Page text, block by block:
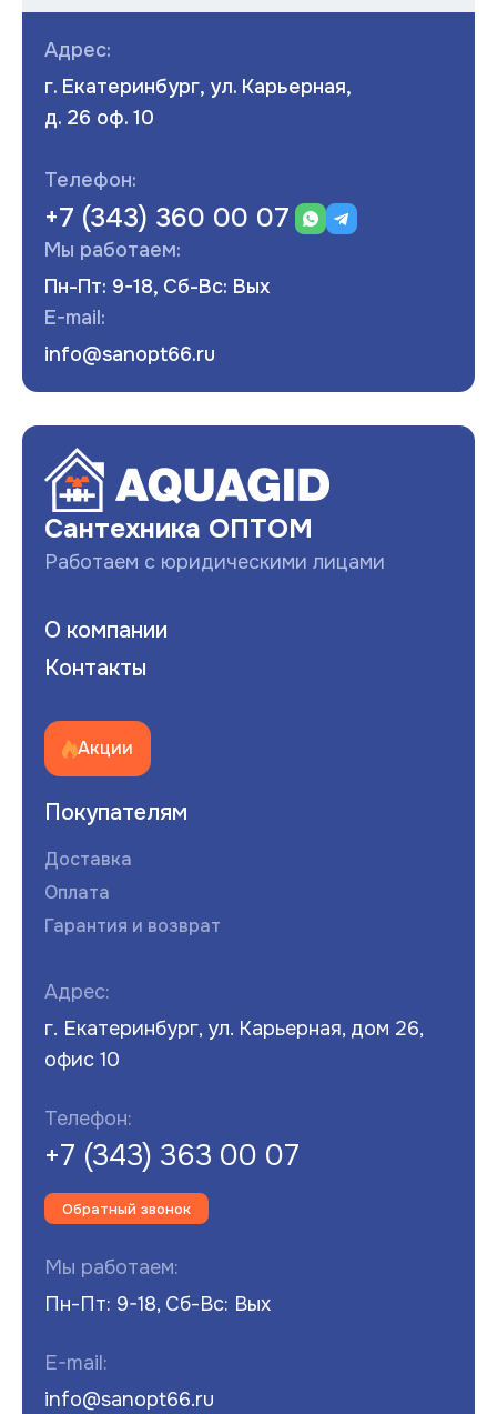
Адрес:
г. Екатеринбург, ул. Карьерная,
д. 26 оф. 10
Телефон:
+7 (343) 360 00 07
Мы работаем:
Пн-Пт: 9-18, Сб-Вс: Вых
E-mail:
info@sanopt66.ru
Сантехника ОПТОМ
Работаем с юридическими лицами
О компании
Контакты
Акции
Покупателям
Доставка
Оплата
Гарантия и возврат
Адрес:
г. Екатеринбург, ул. Карьерная, дом 26,
офис 10
Телефон:
+7 (343) 363 00 07
Обратный звонок
Мы работаем:
Пн-Пт: 9-18, Сб-Вс: Вых
E-mail:
info@sanopt66.ru